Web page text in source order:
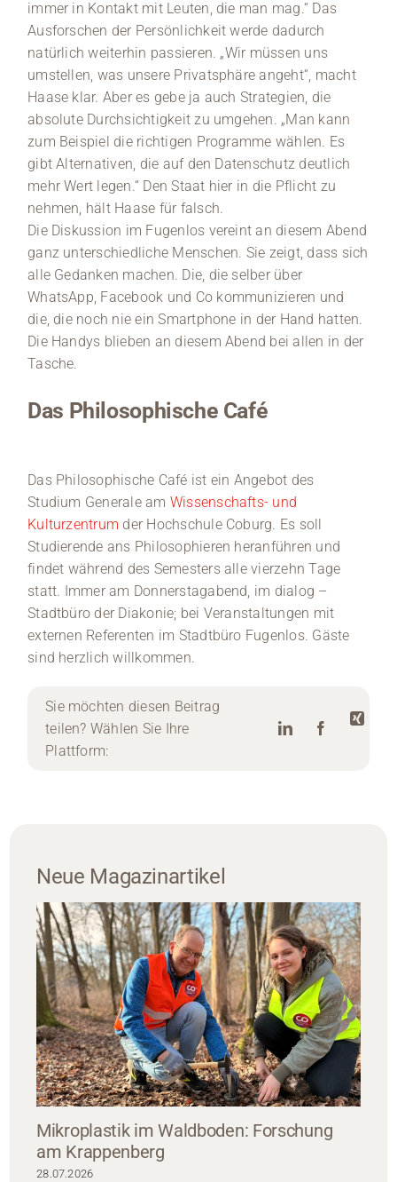
immer in Kontakt mit Leuten, die man mag.“ Das
Ausforschen der Persönlichkeit werde dadurch
natürlich weiterhin passieren. „Wir müssen uns
umstellen, was unsere Privatsphäre angeht“, macht
Haase klar. Aber es gebe ja auch Strategien, die
absolute Durchsichtigkeit zu umgehen. „Man kann
zum Beispiel die richtigen Programme wählen. Es
gibt Alternativen, die auf den Datenschutz deutlich
mehr Wert legen.“ Den Staat hier in die Pflicht zu
nehmen, hält Haase für falsch.
Die Diskussion im Fugenlos vereint an diesem Abend
ganz unterschiedliche Menschen. Sie zeigt, dass sich
alle Gedanken machen. Die, die selber über
WhatsApp, Facebook und Co kommunizieren und
die, die noch nie ein Smartphone in der Hand hatten.
Die Handys blieben an diesem Abend bei allen in der
Tasche.
Das Philosophische Café
Das Philosophische Café ist ein Angebot des
Studium Generale am Wissenschafts- und
Kulturzentrum der Hochschule Coburg. Es soll
Studierende ans Philosophieren heranführen und
findet während des Semesters alle vierzehn Tage
statt. Immer am Donnerstagabend, im dialog –
Stadtbüro der Diakonie; bei Veranstaltungen mit
externen Referenten im Stadtbüro Fugenlos. Gäste
sind herzlich willkommen.
Sie möchten diesen Beitrag
teilen? Wählen Sie Ihre
Plattform:
Neue Magazinartikel
Mikroplastik im Waldboden: Forschung
am Krappenberg
28.07.2026